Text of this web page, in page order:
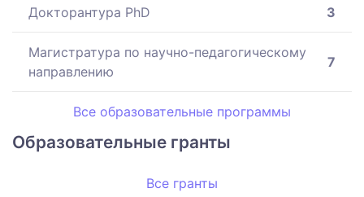
Докторантура PhD 3
Магистратура по научно-педагогическому
направлению
7
Все образовательные программы
Образовательные гранты
Все гранты